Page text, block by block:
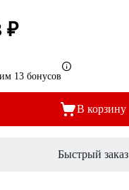
₽
13 бонусов
В корзину
Быстрый заказ